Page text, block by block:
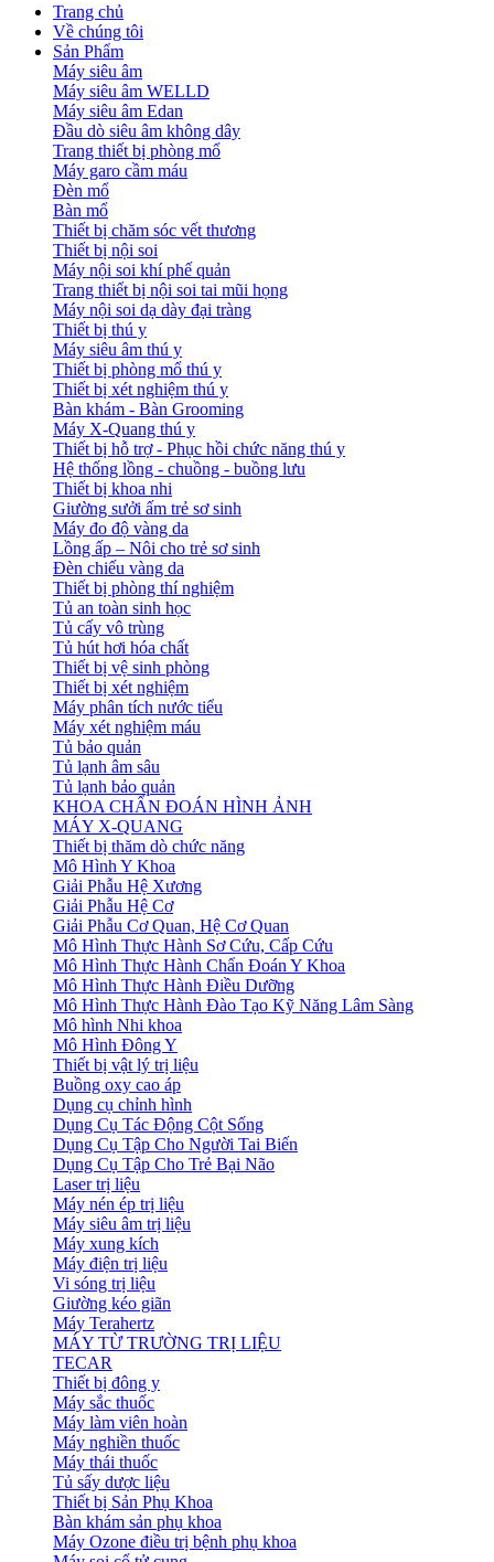
Trang chủ
Về chúng tôi
Sản Phẩm
Máy siêu âm
Máy siêu âm WELLD
Máy siêu âm Edan
Đầu dò siêu âm không dây
Trang thiết bị phòng mổ
Máy garo cầm máu
Đèn mổ
Bàn mổ
Thiết bị chăm sóc vết thương
Thiết bị nội soi
Máy nội soi khí phế quản
Trang thiết bị nội soi tai mũi họng
Máy nội soi dạ dày đại tràng
Thiết bị thú y
Máy siêu âm thú y
Thiết bị phòng mổ thú y
Thiết bị xét nghiệm thú y
Bàn khám - Bàn Grooming
Máy X-Quang thú y
Thiết bị hỗ trợ - Phục hồi chức năng thú y
Hệ thống lồng - chuồng - buồng lưu
Thiết bị khoa nhi
Giường sưởi ấm trẻ sơ sinh
Máy đo độ vàng da
Lồng ấp – Nôi cho trẻ sơ sinh
Đèn chiếu vàng da
Thiết bị phòng thí nghiệm
Tủ an toàn sinh học
Tủ cấy vô trùng
Tủ hút hơi hóa chất
Thiết bị vệ sinh phòng
Thiết bị xét nghiệm
Máy phân tích nước tiểu
Máy xét nghiệm máu
Tủ bảo quản
Tủ lạnh âm sâu
Tủ lạnh bảo quản
KHOA CHẨN ĐOÁN HÌNH ẢNH
MÁY X-QUANG
Thiết bị thăm dò chức năng
Mô Hình Y Khoa
Giải Phẫu Hệ Xương
Giải Phẫu Hệ Cơ
Giải Phẫu Cơ Quan, Hệ Cơ Quan
Mô Hình Thực Hành Sơ Cứu, Cấp Cứu
Mô Hình Thực Hành Chẩn Đoán Y Khoa
Mô Hình Thực Hành Điều Dưỡng
Mô Hình Thực Hành Đào Tạo Kỹ Năng Lâm Sàng
Mô hình Nhi khoa
Mô Hình Đông Y
Thiết bị vật lý trị liệu
Buồng oxy cao áp
Dụng cụ chỉnh hình
Dụng Cụ Tác Động Cột Sống
Dụng Cụ Tập Cho Người Tai Biến
Dụng Cụ Tập Cho Trẻ Bại Não
Laser trị liệu
Máy nén ép trị liệu
Máy siêu âm trị liệu
Máy xung kích
Máy điện trị liệu
Vi sóng trị liệu
Giường kéo giãn
Máy Terahertz
MÁY TỪ TRƯỜNG TRỊ LIỆU
TECAR
Thiết bị đông y
Máy sắc thuốc
Máy làm viên hoàn
Máy nghiền thuốc
Máy thái thuốc
Tủ sấy dược liệu
Thiết bị Sản Phụ Khoa
Bàn khám sản phụ khoa
Máy Ozone điều trị bệnh phụ khoa